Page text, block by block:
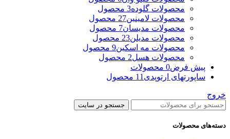
محصولات گلوده3 محصول
محصولات لامینین27 محصول
محصولات مدیسان7 محصول
محصولات مدیلن23 محصول
محصولات مه اسکین9 محصول
محصولات هسل2 محصول
پیش فرض0 محصولات
ساپورتهای ارتوپدی 11 محصول
خروج
جستجو در سایت
دسته‌های محصولات